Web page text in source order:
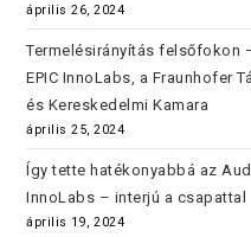
április 26, 2024
Termelésirányítás felsőfokon
EPIC InnoLabs, a Fraunhofer
és Kereskedelmi Kamara
április 25, 2024
Így tette hatékonyabbá az
InnoLabs – interjú a csapattal
április 19, 2024